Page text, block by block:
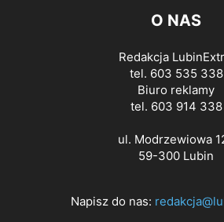
O NAS
Redakcja
tel. 603 535 338
Biuro reklamy
tel. 603 914 338
ul. Modrzewiowa
59-300 Lubin
Napisz do nas: